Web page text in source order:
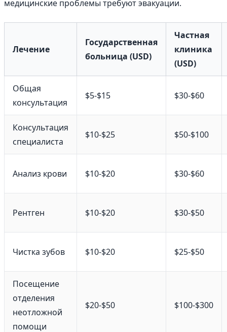
медицинские проблемы требуют эвакуации.
Лечение
Государственная
больница (USD)
Частная
клиника
(USD)
Общая
консультация
$5-$15 $30-$60
Консультация
специалиста
$10-$25 $50-$100
Анализ крови $10-$20 $30-$60
Рентген $10-$20 $30-$50
Чистка зубов $10-$20 $25-$50
Посещение
отделения
неотложной
помощи
$20-$50 $100-$300